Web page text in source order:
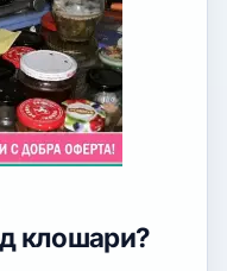
клошари?